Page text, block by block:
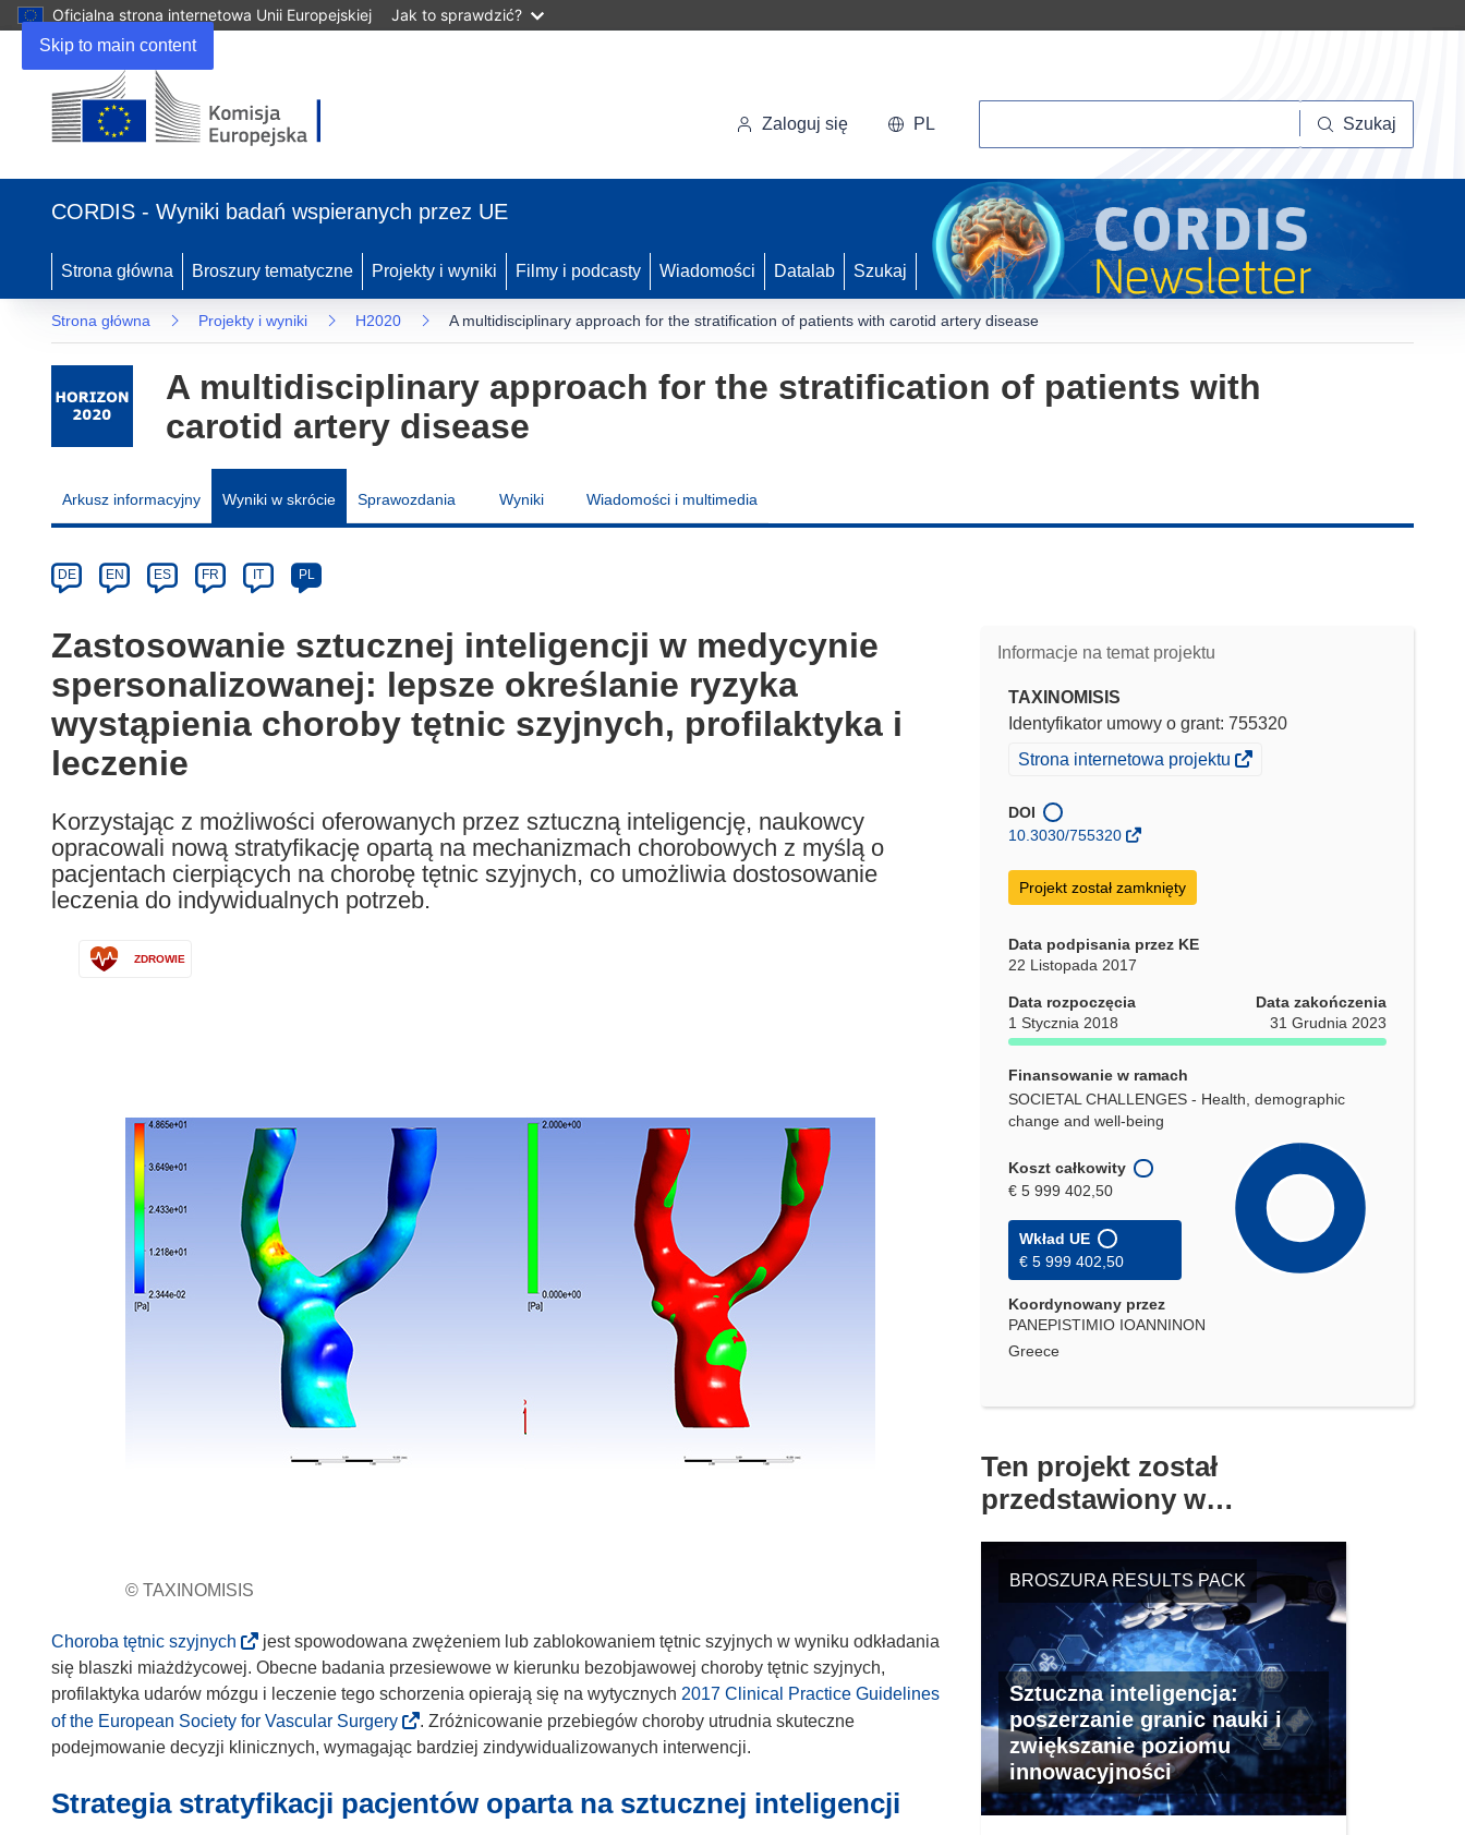
Skip to main content
Oficjalna strona internetowa Unii Europejskiej Jak to sprawdzić?
się
nowym
oknie)
Zaloguj się PL Szukaj
CORDIS - Wyniki badań wspieranych przez UE
Strona główna Broszury tematyczne Projekty i wyniki Filmy i podcasty Wiadomości Datalab Szukaj
Strona główna Projekty i wyniki H2020 A multidisciplinary approach for the stratification of patients with carotid artery disease
A multidisciplinary approach for the stratification of patients with
carotid artery disease
Arkusz informacyjny Wyniki w skrócie Sprawozdania Wyniki Wiadomości i multimedia
Category
Article
available
the
following
languages:
DE EN ES FR IT PL
Zastosowanie sztucznej inteligencji w medycynie
spersonalizowanej: lepsze określanie ryzyka
wystąpienia choroby tętnic szyjnych, profilaktyka i
leczenie
Korzystając z możliwości oferowanych przez sztuczną inteligencję, naukowcy
opracowali nową stratyfikację opartą na mechanizmach chorobowych z myślą o
pacjentach cierpiących na chorobę tętnic szyjnych, co umożliwia dostosowanie
leczenia do indywidualnych potrzeb.
ZDROWIE
© TAXINOMISIS
Choroba tętnic szyjnych
o
d
n
o
n
jest spowodowana zwężeniem lub zablokowaniem tętnic szyjnych w wyniku odkładania
się blaszki miażdżycowej. Obecne badania przesiewowe w kierunku bezobjawowej choroby tętnic szyjnych,
profilaktyka udarów mózgu i leczenie tego schorzenia opierają się na wytycznych 2017 Clinical Practice Guidelines
of the European Society for Vascular Surgery(
o
n
. Zróżnicowanie przebiegów choroby utrudnia skuteczne
podejmowanie decyzji klinicznych, wymagając bardziej zindywidualizowanych interwencji.
Strategia stratyfikacji pacjentów oparta na sztucznej inteligencji
Informacje na temat projektu
TAXINOMISIS
Identyfikator umowy o grant: 755320
(odnośnik
w
nowym
Strona internetowa projektu
DOI
10.3030/755320
Projekt został zamknięty
Data podpisania przez KE
22 Listopada 2017
Data rozpoczęcia
1 Stycznia 2018
Data zakończenia
31 Grudnia 2023
Finansowanie w ramach
SOCIETAL CHALLENGES - Health, demographic
change and well-being
Koszt całkowity
€ 5 999 402,50
Wkład UE
€ 5 999 402,50
Koordynowany przez
PANEPISTIMIO IOANNINON
Greece
Ten projekt został
przedstawiony w…
BROSZURA RESULTS PACK
Sztuczna inteligencja:
poszerzanie granic nauki i
zwiększanie poziomu
innowacyjności